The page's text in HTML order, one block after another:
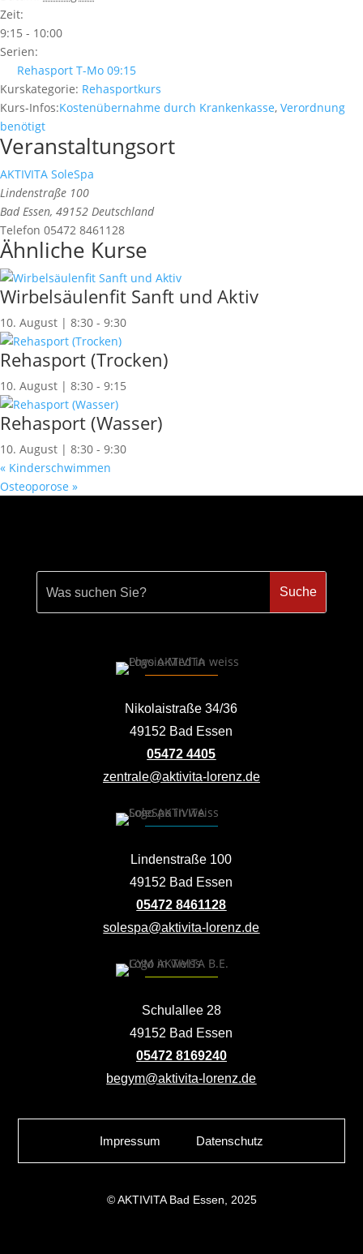
Zeit:
9:15 - 10:00
Serien:
Rehasport T-Mo 09:15
Kurskategorie: Rehasportkurs
Kurs-Infos:Kostenübernahme durch Krankenkasse, Verordnung
benötigt
Veranstaltungsort
AKTIVITA SoleSpa
Lindenstraße 100
Bad Essen, 49152 Deutschland
Telefon 05472 8461128
Ähnliche Kurse
Wirbelsäulenfit Sanft und Aktiv
10. August | 8:30 - 9:30
Rehasport (Trocken)
10. August | 8:30 - 9:15
Rehasport (Wasser)
10. August | 8:30 - 9:30
« Kinderschwimmen
Osteoporose »
Nikolaistraße 34/36
49152 Bad Essen
05472 4405
zentrale@aktivita-lorenz.de
Lindenstraße 100
49152 Bad Essen
05472 8461128
solespa@aktivita-lorenz.de
Schulallee 28
49152 Bad Essen
05472 8169240
begym@aktivita-lorenz.de
Impressum Datenschutz
© AKTIVITA Bad Essen, 2025